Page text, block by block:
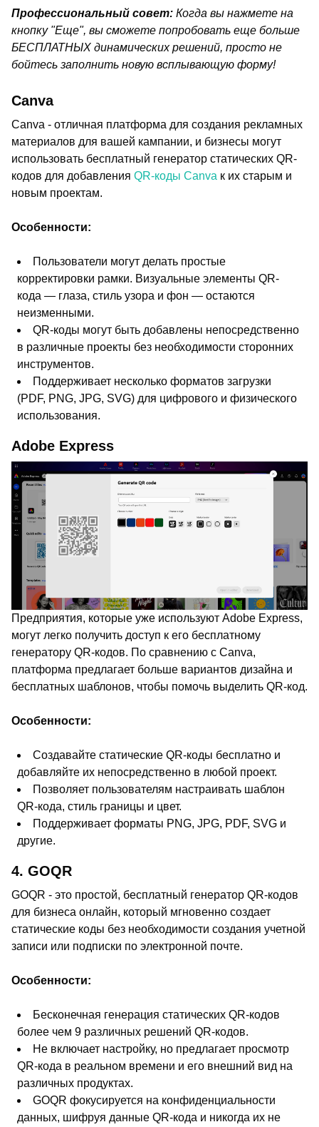
Профессиональный совет: Когда вы нажмете на
кнопку "Еще", вы сможете попробовать еще больше
БЕСПЛАТНЫХ динамических решений, просто не
бойтесь заполнить новую всплывающую форму!
Canva
Canva - отличная платформа для создания рекламных
материалов для вашей кампании, и бизнесы могут
использовать бесплатный генератор статических QR-
кодов для добавления QR-коды Canva к их старым и
новым проектам.
Особенности:
Пользователи могут делать простые
корректировки рамки. Визуальные элементы QR-
кода — глаза, стиль узора и фон — остаются
неизменными.
QR-коды могут быть добавлены непосредственно
в различные проекты без необходимости сторонних
инструментов.
Поддерживает несколько форматов загрузки
(PDF, PNG, JPG, SVG) для цифрового и физического
использования.
Adobe Express
Предприятия, которые уже используют Adobe Express,
могут легко получить доступ к его бесплатному
генератору QR-кодов. По сравнению с Canva,
платформа предлагает больше вариантов дизайна и
бесплатных шаблонов, чтобы помочь выделить QR-код.
Особенности:
Создавайте статические QR-коды бесплатно и
добавляйте их непосредственно в любой проект.
Позволяет пользователям настраивать шаблон
QR-кода, стиль границы и цвет.
Поддерживает форматы PNG, JPG, PDF, SVG и
другие.
4. GOQR
GOQR - это простой, бесплатный генератор QR-кодов
для бизнеса онлайн, который мгновенно создает
статические коды без необходимости создания учетной
записи или подписки по электронной почте.
Особенности:
Бесконечная генерация статических QR-кодов
более чем 9 различных решений QR-кодов.
Не включает настройку, но предлагает просмотр
QR-кода в реальном времени и его внешний вид на
различных продуктах.
GOQR фокусируется на конфиденциальности
данных, шифруя данные QR-кода и никогда их не